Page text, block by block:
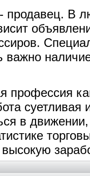
продавец. В
важно
профессия
в